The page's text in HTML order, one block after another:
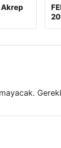
Akrep